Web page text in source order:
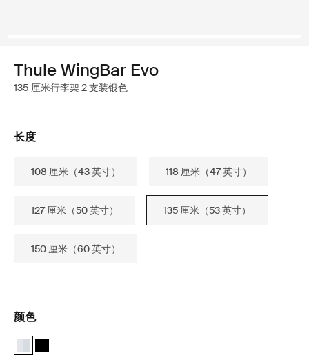
Thule WingBar Evo
135 厘米行李架 2 支装银色
长度
108 厘米（43 英寸） 118 厘米（47 英寸）
127 厘米（50 英寸） 135 厘米（53 英寸）
150 厘米（60 英寸）
颜色
Thule Wingbar Evo 135 铝 (selected)
Thule Wingbar Evo 135 黑色